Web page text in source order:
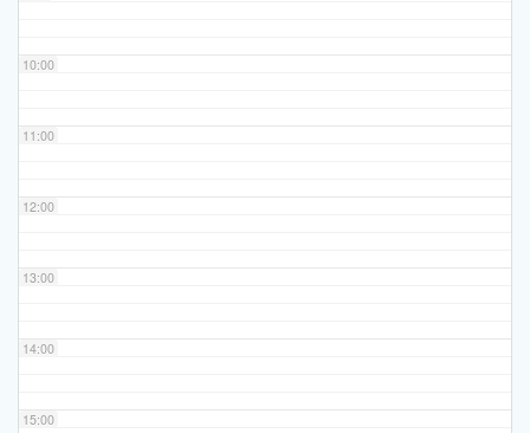
10:00
11:00
12:00
13:00
14:00
15:00